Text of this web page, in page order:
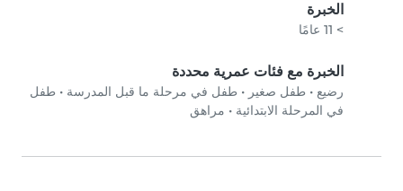
الخبرة
> 11 عامًا
الخبرة مع فئات عمرية محددة
رضيع • طفل صغير • طفل في مرحلة ما قبل المدرسة • طفل
في المرحلة الابتدائية • مراهق